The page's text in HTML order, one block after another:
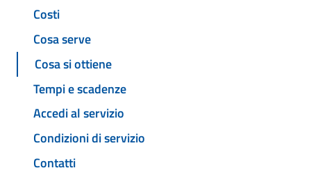
Costi
Cosa serve
Cosa si ottiene
Tempi e scadenze
Accedi al servizio
Condizioni di servizio
Contatti